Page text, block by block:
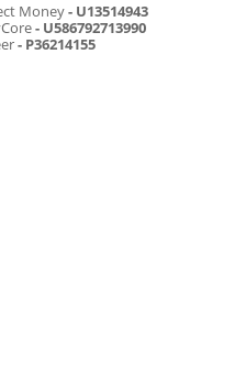
Money- U13514943
- U586792713990
- P36214155